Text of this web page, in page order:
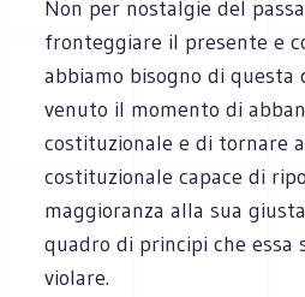
Non per nostalgie del
fronteggiare il presente e
abbiamo bisogno di questa
venuto il momento di
costituzionale e di tornare
costituzionale capace di
maggioranza alla sua
quadro di principi che essa
violare.